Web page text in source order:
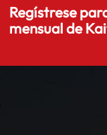
Regístrese
mensual de